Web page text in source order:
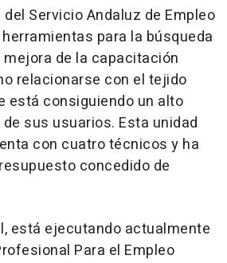
Servicio Andaluz de Empleo
para la búsqueda
de la capacitación
relacionarse con el tejido
está consiguiendo un alto
sus usuarios. Esta unidad
con cuatro técnicos y ha
concedido de
está ejecutando actualmente
Para el Empleo